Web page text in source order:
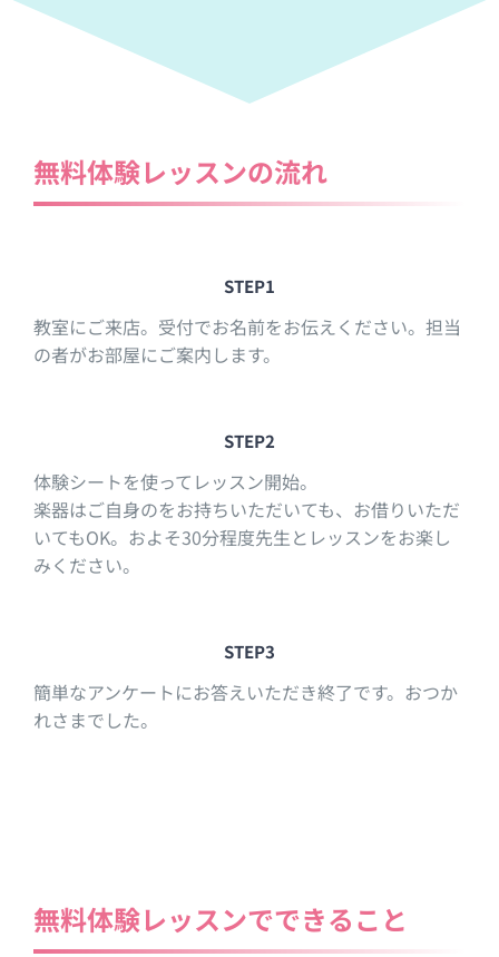
無料体験レッスンの流れ
STEP1
教室にご来店。受付でお名前をお伝えください。担当
の者がお部屋にご案内します。
STEP2
体験シートを使ってレッスン開始。
楽器はご自身のをお持ちいただいても、お借りいただ
いてもOK。およそ30分程度先生とレッスンをお楽し
みください。
STEP3
簡単なアンケートにお答えいただき終了です。おつか
れさまでした。
無料体験レッスンでできること